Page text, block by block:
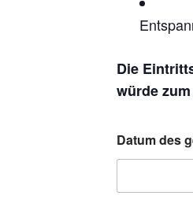
Die
würde
Datum des